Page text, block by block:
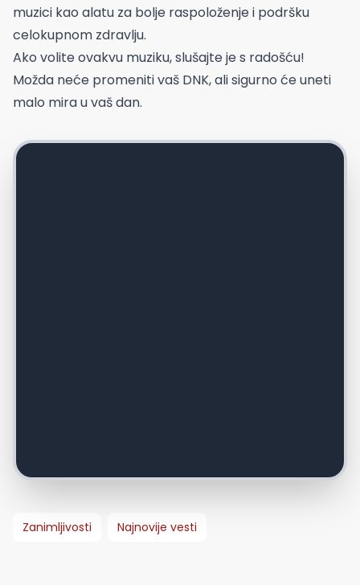
muzici kao alatu za bolje raspoloženje i podršku
celokupnom zdravlju.
Ako volite ovakvu muziku, slušajte je s radošću!
Možda neće promeniti vaš DNK, ali sigurno će uneti
malo mira u vaš dan.
Zanimljivosti Najnovije vesti